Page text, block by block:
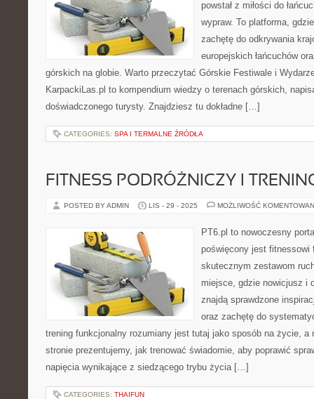
powstał z miłości do
wypraw. To platforma,
zachętę do odkrywania
europejskich łańcuchów
górskich na globie. Warto przeczytać Górskie Festiwale i
KarpackiLas.pl to kompendium wiedzy o terenach górskich,
doświadczonego turysty. Znajdziesz tu dokładne […]
CATEGORIES: SPA I TERMALNE ŹRÓDŁA
FITNESS PODRÓŻNICZY I
POSTED BY ADMIN LIS - 29 - 2025 MOŻLIWOŚĆ
PT6.pl to nowoczesny
poświęcony jest fitnessowi
skutecznym zestawom
miejsce, gdzie nowicjusz i
znajdą sprawdzone
oraz zachętę do
trening funkcjonalny rozumiany jest tutaj jako sposób na życie, a
stronie prezentujemy, jak trenować świadomie, aby poprawić
napięcia wynikające z siedzącego trybu życia […]
CATEGORIES: THAIFUN